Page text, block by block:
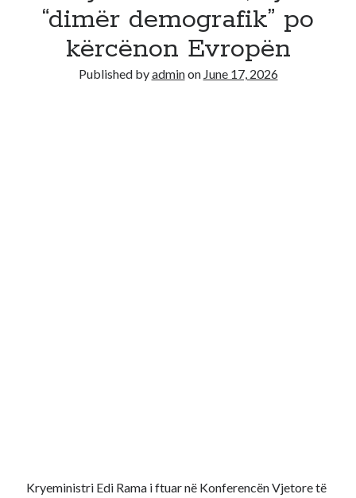
Recent Comments
No comments to show.
“dimër demografik” po
kërcënon Evropën
Published byadminon June 17, 2026
Kryeministri Edi Rama i ftuar në Konferencën Vjetore të